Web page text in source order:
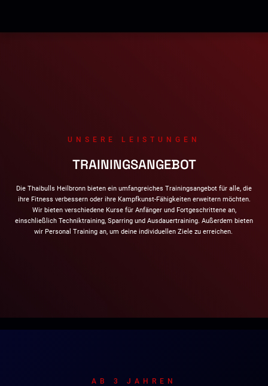
UNSERE LEISTUNGEN
TRAININGSANGEBOT
Die Thaibulls Heilbronn bieten ein umfangreiches Trainingsangebot für alle, die
ihre Fitness verbessern oder ihre Kampfkunst-Fähigkeiten erweitern möchten.
Wir bieten verschiedene Kurse für Anfänger und Fortgeschrittene an,
einschließlich Techniktraining, Sparring und Ausdauertraining. Außerdem bieten
wir Personal Training an, um deine individuellen Ziele zu erreichen.
AB 3 JAHREN